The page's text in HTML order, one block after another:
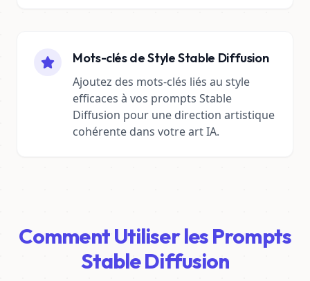
Mots-clés de Style Stable Diffusion
Ajoutez des mots-clés liés au style
efficaces à vos prompts Stable
Diffusion pour une direction artistique
cohérente dans votre art IA.
Comment Utiliser les Prompts
Stable Diffusion